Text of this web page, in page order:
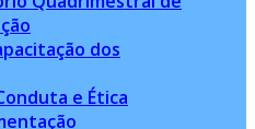
dos
e Ética